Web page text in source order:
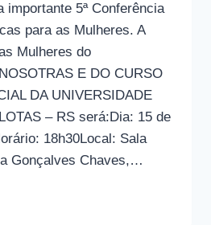
importante 5ª Conferência
para as Mulheres. A
Mulheres do
E DO CURSO
DA UNIVERSIDADE
– RS será:Dia: 15 de
18h30Local: Sala
Gonçalves Chaves,…